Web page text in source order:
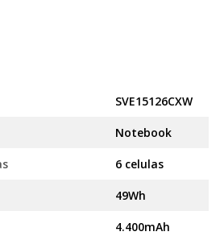
SVE15126CXW
Notebook
6 celulas
49Wh
4.400mAh